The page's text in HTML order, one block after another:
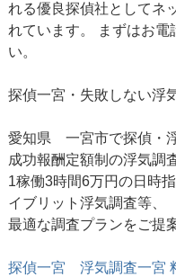
れる優良探偵社としてネ
れています。 まずはお電
い。
探偵一宮・失敗しない浮
愛知県 一宮市で探偵・
成功報酬定額制の浮気調
1稼働3時間6万円の日時
イブリット浮気調査等、
最適な調査プランをご提
探偵一宮 浮気調査一宮